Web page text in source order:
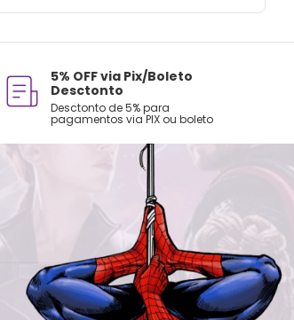
nem ao micro-ondas.
químicos e abrasivos.
5% OFF via Pix/Boleto
Desctonto
Desctonto de 5% para
pagamentos via PIX ou boleto